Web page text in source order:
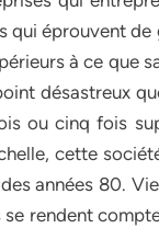
qui éprouvent
à ce que
désastreux
ou cinq fois
cette
années 80.
rendent